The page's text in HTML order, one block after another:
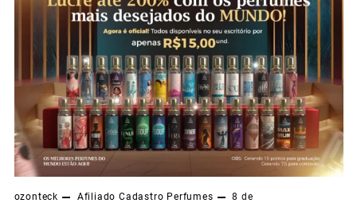
ozonteck Afiliado Cadastro Perfumes
8 de